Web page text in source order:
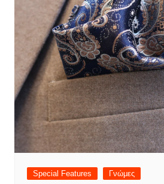
Special Features Γνώμες